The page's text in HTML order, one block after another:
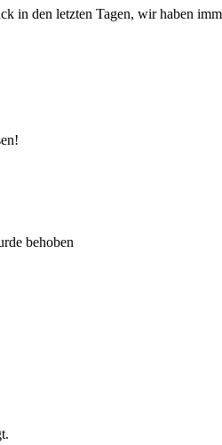
in den letzten Tagen, wir haben
behoben